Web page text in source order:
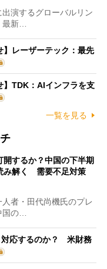
演するグローバルリン
新…
】レーザーテック：最先
】TDK：AIインフラを支
一覧を見る
するか？中国の下半期
み解く 需要不足対策
者・田代尚機氏のプレ
の…
対応するのか？ 米財務